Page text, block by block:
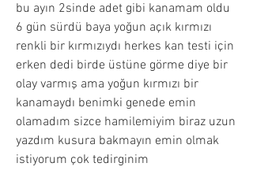
bu ayın 2sinde adet gibi kanamam oldu
6 gün sürdü baya yoğun açık kırmızı
renkli bir kırmızıydı herkes kan testi için
erken dedi birde üstüne görme diye bir
olay varmış ama yoğun kırmızı bir
kanamaydı benimki genede emin
olamadım sizce hamilemiyim biraz uzun
yazdım kusura bakmayın emin olmak
istiyorum çok tedirginim